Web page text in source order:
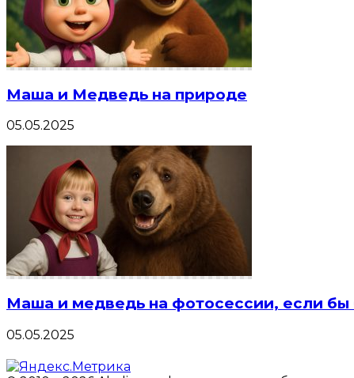
Маша и Медведь на природе
05.05.2025
Маша и медведь на фотосессии, если
05.05.2025